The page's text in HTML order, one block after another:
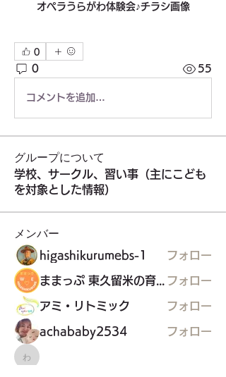
オペラうらがわ体験会♪チラシ画像
0
0 55
コメントを追加…
グループについて
学校、サークル、習い事（主にこども
を対象とした情報）
メンバー
higashikurumebs-1 フォロー
フォロー
アミ・リトミック フォロー
achababy2534 フォロー
わーくるマルシェ実行委員会